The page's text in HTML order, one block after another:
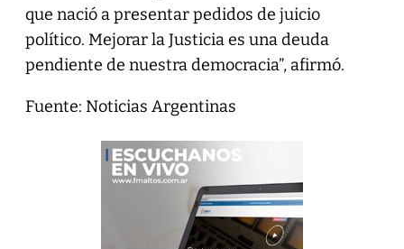
que nació a presentar pedidos de juicio
político. Mejorar la Justicia es una deuda
pendiente de nuestra democracia”, afirmó.
Fuente: Noticias Argentinas